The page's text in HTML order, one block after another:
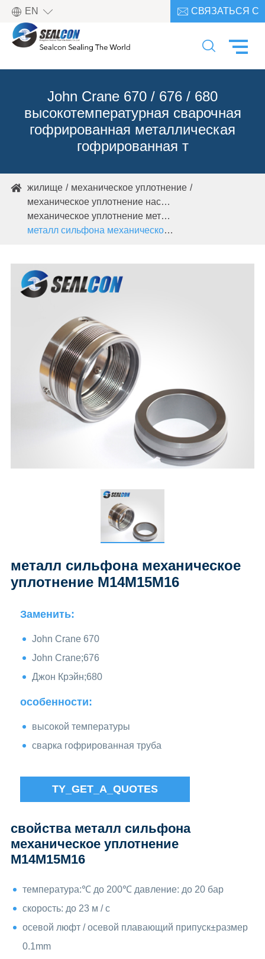
EN   СВЯЗАТЬСЯ С

John Crane 670 / 676 / 680
высокотемпературная сварочная
гофрированная металлическая
гофрированная т
 жилище
механическое уплотнение
механическое уплотнение насоса
механическое уплотнение металлических сильфонов
металл сильфона механическое уплотнение M14M15M16
металл сильфона механическое
уплотнение M14M15M16
Заменить:
John Crane 670
John Crane;676
Джон Крэйн;680
особенности:
высокой температуры
сварка гофрированная труба
TY_GET_A_QUOTES
свойства металл сильфона
механическое уплотнение
M14M15M16
температура:℃ до 200℃ давление: до 20 бар
скорость: до 23 м / с
осевой люфт / осевой плавающий припуск±размер
0.1mm